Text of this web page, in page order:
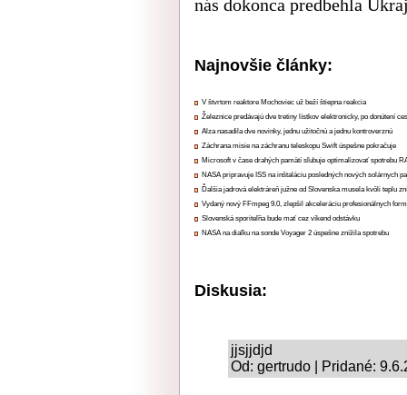
nás dokonca predbehla
Najnovšie články:
V štvrtom reaktore Mochoviec už beží štiepna reakcia
Železnice predávajú dve tretiny lístkov elektronicky, po donútení
Alza nasadila dve novinky, jednu užitočnú a jednu kontroverznú
Záchrana misie na záchranu teleskopu Swift úspešne pokračuje
Microsoft v čase drahých pamätí sľubuje optimalizovať spotrebu
NASA pripravuje ISS na inštaláciu posledných nových solárnych
Ďalšia jadrová elektráreň južne od Slovenska musela kvôli teplu
Vydaný nový FFmpeg 9.0, zlepšil akceleráciu profesionálnych
Slovenská sporiteľňa bude mať cez víkend odstávku
NASA na diaľku na sonde Voyager 2 úspešne znížila spotrebu
Diskusia:
jjsjjdjd
Od: gertrudo | Pridané: